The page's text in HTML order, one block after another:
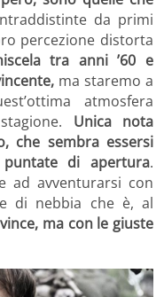
da primi
percezione distorta
tra anni ’60 e
ma staremo a
atmosfera
Unica nota
che sembra essersi
di apertura.
ad avventurarsi con
di nebbia che è, al
ma con le giuste